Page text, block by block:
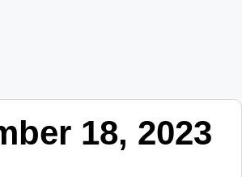
18, 2023